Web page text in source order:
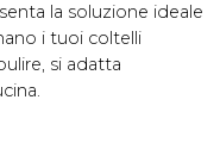
la soluzione ideale
i tuoi coltelli
si adatta